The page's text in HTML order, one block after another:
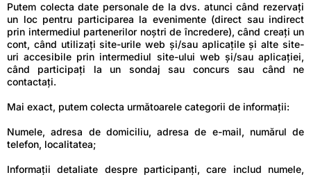
Putem colecta date personale de la dvs. atunci când rezervați
un loc pentru participarea la evenimente (direct sau indirect
prin intermediul partenerilor noștri de încredere), când creați un
cont, când utilizați site-urile web și/sau aplicațile și alte site-
uri accesibile prin intermediul site-ului web și/sau aplicației,
când participați la un sondaj sau concurs sau când ne
contactați.
Mai exact, putem colecta următoarele categorii de informații:
Numele, adresa de domiciliu, adresa de e-mail, numărul de
telefon, localitatea;
Informații detaliate despre participanţi, care includ numele,